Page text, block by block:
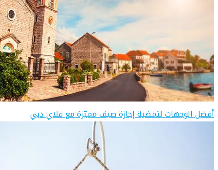
أفضل الوجهات لتمضية إجازة صيف مميّزة مع فلاي دبي